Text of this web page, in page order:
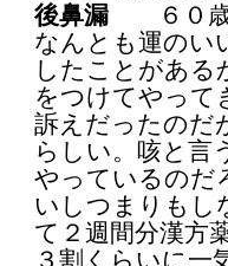
後鼻漏 ６０歳
なんとも運のい
したことがある
をつけてやって
訴えだったのだ
らしい。咳と言
やっているのだ
いしつまりもし
て２週間分漢方
３割くらいに一